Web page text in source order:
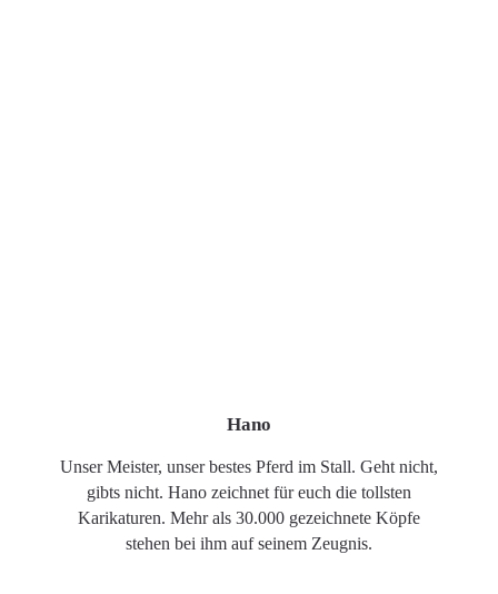
Hano
Unser Meister, unser bestes Pferd im Stall. Geht nicht,
gibts nicht. Hano zeichnet für euch die tollsten
Karikaturen. Mehr als 30.000 gezeichnete Köpfe
stehen bei ihm auf seinem Zeugnis.